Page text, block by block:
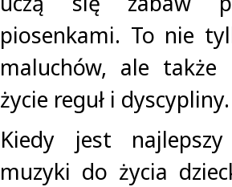
piosenkami. To nie
maluchów, ale
życie reguł i dyscypliny.
Kiedy jest
muzyki do życia